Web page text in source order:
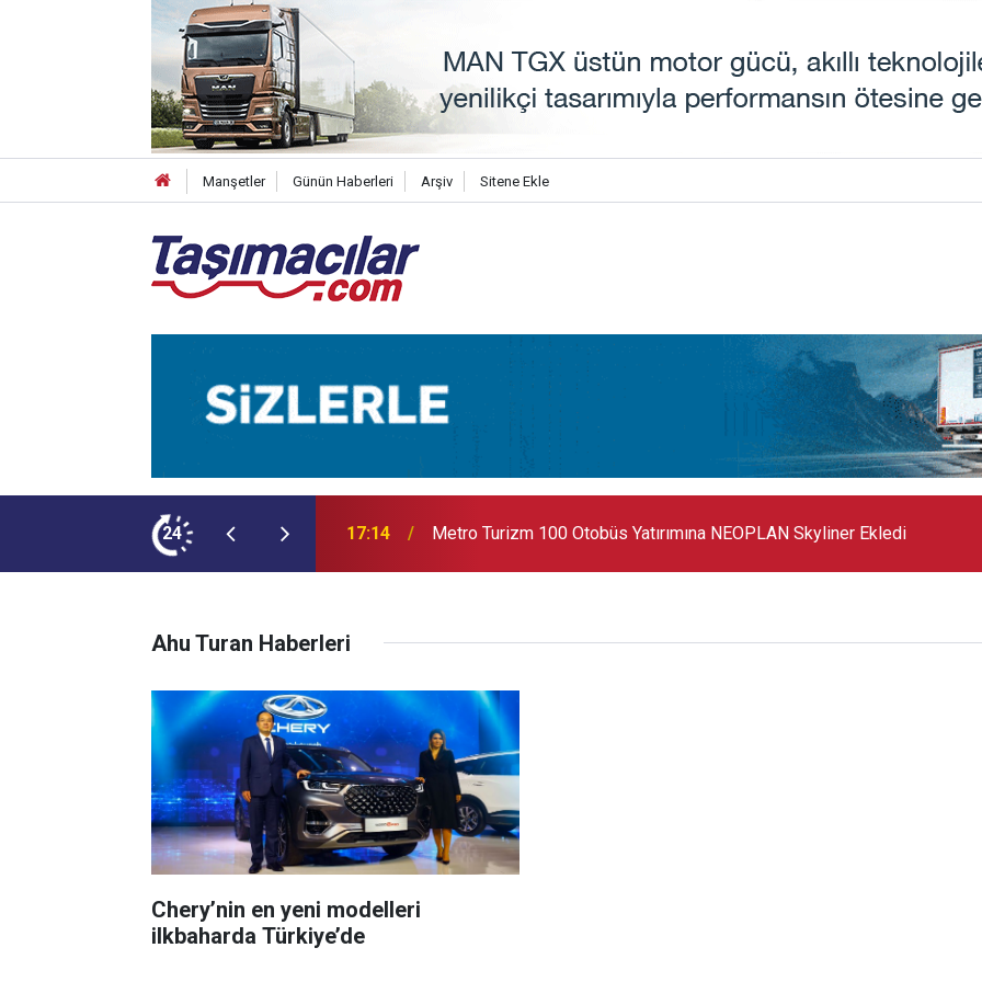
Manşetler Günün Haberleri Arşiv Sitene Ekle
24
17:14 Metro Turizm 100 Otobüs Yatırımına NEOPLAN Skyliner Ekledi
17:07 Audi Q9 Markanın En Büyük SUV Modeli Oldu
Ahu Turan Haberleri
Chery’nin en yeni modelleri
ilkbaharda Türkiye’de